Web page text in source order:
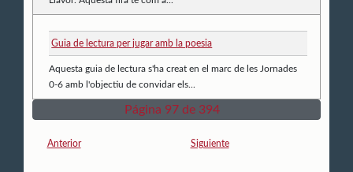
Guia de lectura per jugar amb la poesia
Aquesta guia de lectura s'ha creat en el marc de les Jornades
0-6 amb l'objectiu de convidar els...
Página 97 de 394
Anterior Siguiente